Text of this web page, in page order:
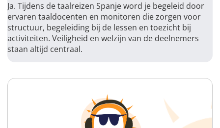
Ja. Tijdens de taalreizen Spanje word je begeleid door
ervaren taaldocenten en monitoren die zorgen voor
structuur, begeleiding bij de lessen en toezicht bij
activiteiten. Veiligheid en welzijn van de deelnemers
staan altijd centraal.